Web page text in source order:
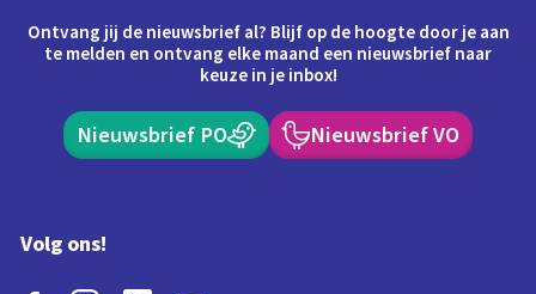
Ontvang jij de nieuwsbrief al? Blijf op de hoogte door je aan
te melden en ontvang elke maand een nieuwsbrief naar
keuze in je inbox!
Nieuwsbrief PO Nieuwsbrief VO
Volg ons!